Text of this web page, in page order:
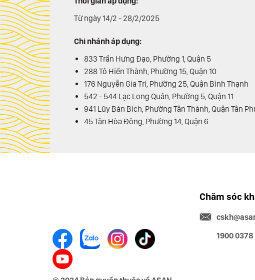
Từ ngày 14/2 - 28/2/2025
Chi nhánh áp dụng:
833 Trần Hưng Đạo, Phường 1, Quận 5
288 Tô Hiến Thành, Phường 15, Quận 10
176 Nguyễn Gia Trí, Phường 25, Quận Bình Thạnh
542 - 544 Lạc Long Quân, Phường 5, Quận 11
941 Lũy Bán Bích, Phường Tân Thành, Quận Tân
45 Tân Hòa Đông, Phường 14, Quận 6
Chăm sóc
1900 0378